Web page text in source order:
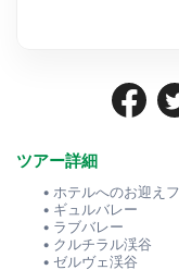
ツアー詳細
ホテルへのお迎え
ギュルバレー
ラブバレー
クルチラル渓谷
ゼルヴェ渓谷